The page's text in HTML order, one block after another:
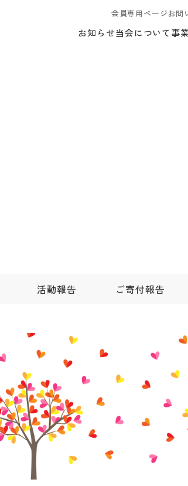
会員専用ページお問
お知らせ当会について事
活動報告 ご寄付報告